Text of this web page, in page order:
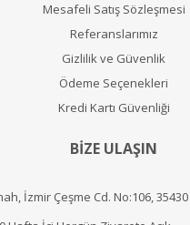
Mesafeli Satış Sözleşmesi
Referanslarımız
Gizlilik ve Güvenlik
Ödeme Seçenekleri
Kredi Kartı Güvenliği
BİZE ULAŞIN
İzmir Çeşme Cd. No:106,